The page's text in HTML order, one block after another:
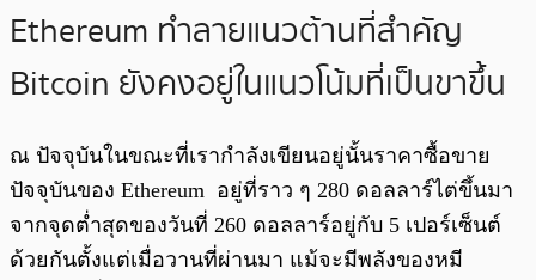
Ethereum ทำลายแนวต้านที่สำคัญ
Bitcoin ยังคงอยู่ในแนวโน้มที่เป็นขาขึ้น
ณ ปัจจุบันในขณะที่เรากำลังเขียนอยู่นั้นราคาซื้อขาย
ปัจจุบันของ Ethereum อยู่ที่ราว ๆ 280 ดอลลาร์ไต่ขึ้นมา
จากจุดต่ำสุดของวันที่ 260 ดอลลาร์อยู่กับ 5 เปอร์เซ็นต์
ด้วยกันตั้งแต่เมื่อวานที่ผ่านมา แม้จะมีพลังของหมี